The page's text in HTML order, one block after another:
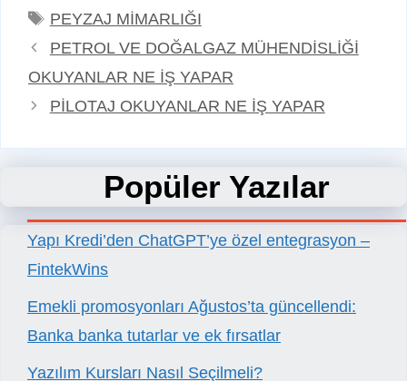
Etiketler
PEYZAJ MİMARLIĞI
PETROL VE DOĞALGAZ MÜHENDİSLİĞİ
OKUYANLAR NE İŞ YAPAR
PİLOTAJ OKUYANLAR NE İŞ YAPAR
Popüler Yazılar
Yapı Kredi’den ChatGPT’ye özel entegrasyon –
FintekWins
Emekli promosyonları Ağustos’ta güncellendi:
Banka banka tutarlar ve ek fırsatlar
Yazılım Kursları Nasıl Seçilmeli?